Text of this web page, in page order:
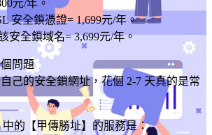
元/年。
安全鎖憑證= 1,699元/年。
安全鎖域名= 3,699元/年。
問題
己的安全鎖網址，花個 2-7 天真的是常
中的【甲傳勝址】的服務是：